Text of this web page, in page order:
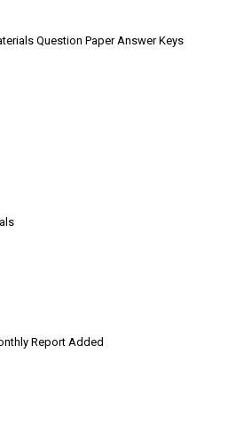
Question Paper Answer Keys
Report Added